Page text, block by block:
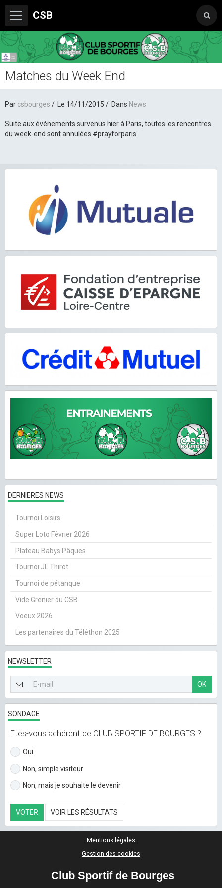
CSB
Le Club
Les Partenaires
Vidéos
Matches du Week End
Par csbourges Le 14/11/2015 Dans News
Suite aux événements survenus hier à Paris, toutes les rencontres
du week-end sont annulées #prayforparis
DERNIERES NEWS
Tournoi Loisirs
Super Loto Février 2026
Plateau Babys Pâques
Tournoi JL Thirot
Tournoi de pétanque
Vide Grenier du CSB
Voeux 2026
Les partenaires du Téléthon 2025
NEWSLETTER
OK
SONDAGE
Etes-vous adhérent de CLUB SPORTIF DE BOURGES ?
Oui
Non, simple visiteur
Non, mais je souhaite le devenir
VOTER VOIR LES RÉSULTATS
Mentions légales
Gestion des cookies
Club Sportif de Bourges